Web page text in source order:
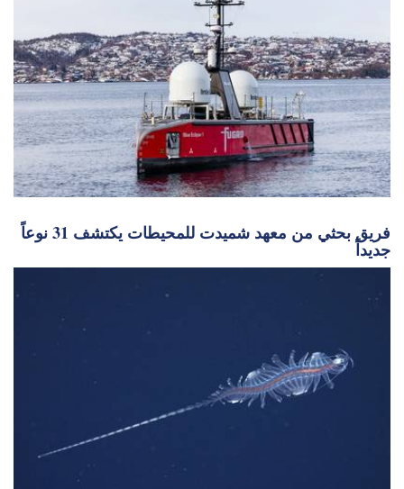
فريق بحثي من معهد شميدت للمحيطات يكتشف 31 نوعاً
جديداً